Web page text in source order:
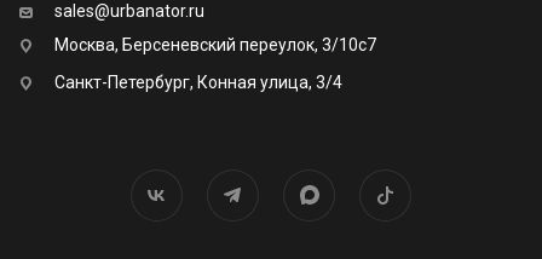
sales@urbanator.ru
Москва, Берсеневский переулок, 3/10с7
Санкт-Петербург, Конная улица, 3/4